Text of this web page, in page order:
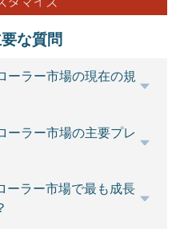
な質問
ーラー市場の現在の規
ーラー市場の主要プレ
ーラー市場で最も成長